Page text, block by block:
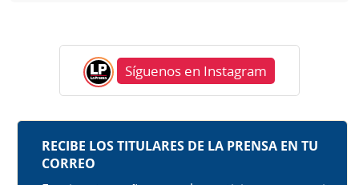
Síguenos en Instagram